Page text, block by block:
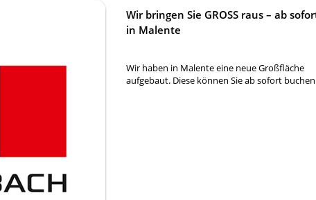
Wir bringen Sie GROSS raus – ab
in Malente
Wir haben in Malente eine neue Großfläche
aufgebaut. Diese können Sie ab sofort